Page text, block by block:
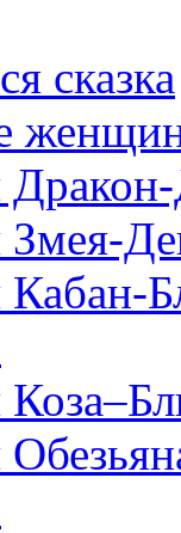
сказка